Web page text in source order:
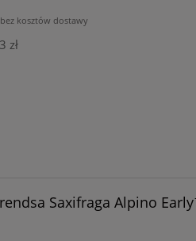
kosztów dostawy
zł
Saxifraga Alpino